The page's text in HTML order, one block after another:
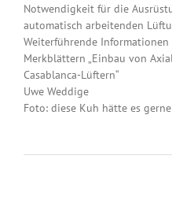
Notwendigkeit für die
automatisch arbeitenden
Weiterführende Informationen
Merkblättern „Einbau von
Casablanca-Lüftern“
Uwe Weddige
Foto: diese Kuh hätte es